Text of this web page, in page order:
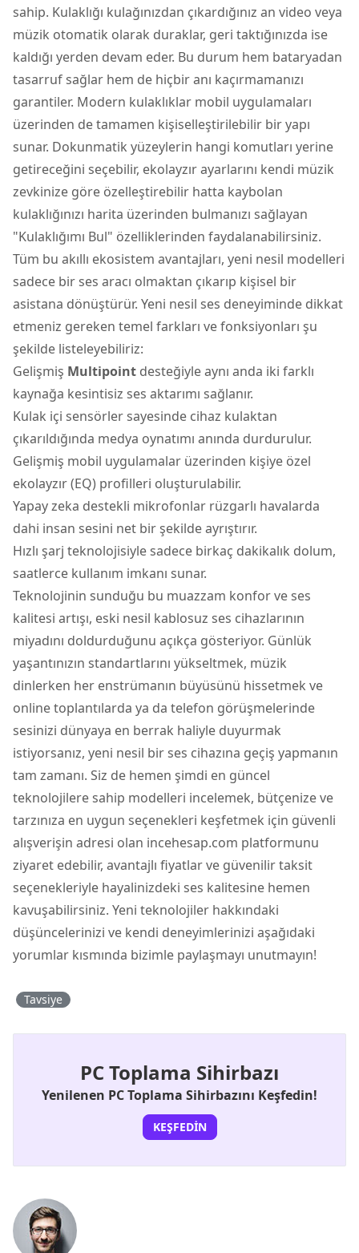
sahip. Kulaklığı kulağınızdan çıkardığınız an video veya
müzik otomatik olarak duraklar, geri taktığınızda ise
kaldığı yerden devam eder. Bu durum hem bataryadan
tasarruf sağlar hem de hiçbir anı kaçırmamanızı
garantiler. Modern kulaklıklar mobil uygulamaları
üzerinden de tamamen kişiselleştirilebilir bir yapı
sunar. Dokunmatik yüzeylerin hangi komutları yerine
getireceğini seçebilir, ekolayzır ayarlarını kendi müzik
zevkinize göre özelleştirebilir hatta kaybolan
kulaklığınızı harita üzerinden bulmanızı sağlayan
"Kulaklığımı Bul" özelliklerinden faydalanabilirsiniz.
Tüm bu akıllı ekosistem avantajları, yeni nesil modelleri
sadece bir ses aracı olmaktan çıkarıp kişisel bir
asistana dönüştürür. Yeni nesil ses deneyiminde dikkat
etmeniz gereken temel farkları ve fonksiyonları şu
şekilde listeleyebiliriz:
Gelişmiş Multipoint desteğiyle aynı anda iki farklı
kaynağa kesintisiz ses aktarımı sağlanır.
Kulak içi sensörler sayesinde cihaz kulaktan
çıkarıldığında medya oynatımı anında durdurulur.
Gelişmiş mobil uygulamalar üzerinden kişiye özel
ekolayzır (EQ) profilleri oluşturulabilir.
Yapay zeka destekli mikrofonlar rüzgarlı havalarda
dahi insan sesini net bir şekilde ayrıştırır.
Hızlı şarj teknolojisiyle sadece birkaç dakikalık dolum,
saatlerce kullanım imkanı sunar.
Teknolojinin sunduğu bu muazzam konfor ve ses
kalitesi artışı, eski nesil kablosuz ses cihazlarının
miyadını doldurduğunu açıkça gösteriyor. Günlük
yaşantınızın standartlarını yükseltmek, müzik
dinlerken her enstrümanın büyüsünü hissetmek ve
online toplantılarda ya da telefon görüşmelerinde
sesinizi dünyaya en berrak haliyle duyurmak
istiyorsanız, yeni nesil bir ses cihazına geçiş yapmanın
tam zamanı. Siz de hemen şimdi en güncel
teknolojilere sahip modelleri incelemek, bütçenize ve
tarzınıza en uygun seçenekleri keşfetmek için güvenli
alışverişin adresi olan incehesap.com platformunu
ziyaret edebilir, avantajlı fiyatlar ve güvenilir taksit
seçenekleriyle hayalinizdeki ses kalitesine hemen
kavuşabilirsiniz. Yeni teknolojiler hakkındaki
düşüncelerinizi ve kendi deneyimlerinizi aşağıdaki
yorumlar kısmında bizimle paylaşmayı unutmayın!
Tavsiye
PC Toplama Sihirbazı
Yenilenen PC Toplama Sihirbazını Keşfedin!
KEŞFEDIN